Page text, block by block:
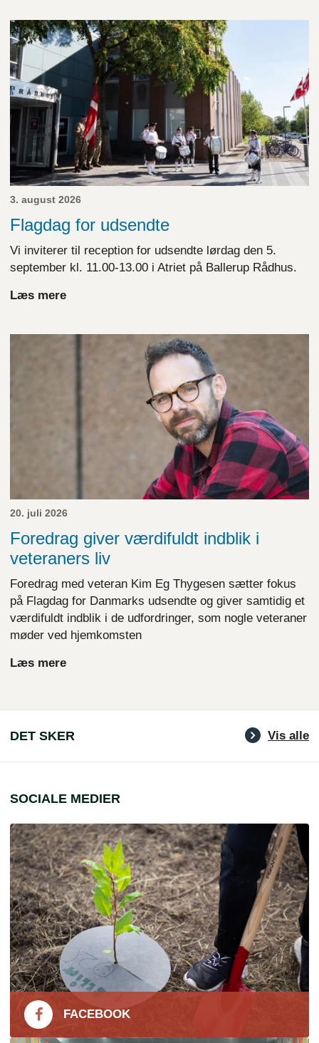
3. august 2026
Flagdag for udsendte
Vi inviterer til reception for udsendte lørdag den 5.
september kl. 11.00-13.00 i Atriet på Ballerup Rådhus.
Læs mere
20. juli 2026
Foredrag giver værdifuldt indblik i
veteraners liv
Foredrag med veteran Kim Eg Thygesen sætter fokus
på Flagdag for Danmarks udsendte og giver samtidig et
værdifuldt indblik i de udfordringer, som nogle veteraner
møder ved hjemkomsten
Læs mere
DET SKER Vis alle
SOCIALE MEDIER
FACEBOOK